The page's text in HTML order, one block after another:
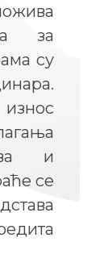
за
су
и
се